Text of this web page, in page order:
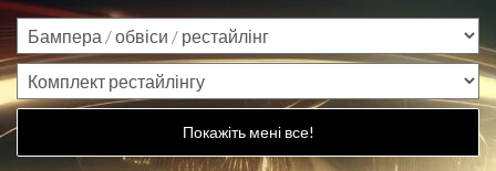
Покажіть мені все!